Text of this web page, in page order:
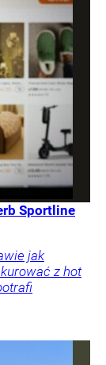
Sportline
jak
z hot